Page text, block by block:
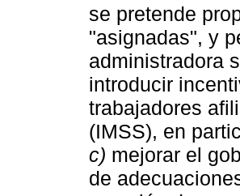
se pretende
"asignadas", y
administradora
introducir
trabajadores
(IMSS), en
c) mejorar el
de